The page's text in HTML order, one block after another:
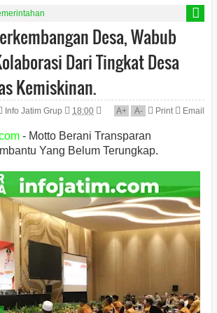
Desa, Wabub
Dari Tingkat Desa
Kemiskinan.
Info Jatim Grup 18:00 A+ A- Print Email
- Motto Berani Transparan
Yang Belum Terungkap.